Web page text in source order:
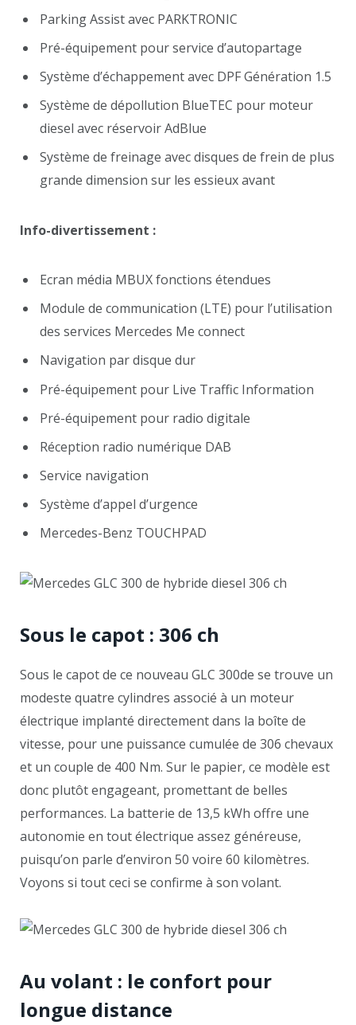
Parking Assist avec PARKTRONIC
Pré-équipement pour service d’autopartage
Système d’échappement avec DPF Génération 1.5
Système de dépollution BlueTEC pour moteur
diesel avec réservoir AdBlue
Système de freinage avec disques de frein de plus
grande dimension sur les essieux avant
Info-divertissement :
Ecran média MBUX fonctions étendues
Module de communication (LTE) pour l’utilisation
des services Mercedes Me connect
Navigation par disque dur
Pré-équipement pour Live Traffic Information
Pré-équipement pour radio digitale
Réception radio numérique DAB
Service navigation
Système d’appel d’urgence
Mercedes-Benz TOUCHPAD
Sous le capot : 306 ch
Sous le capot de ce nouveau GLC 300de se trouve un
modeste quatre cylindres associé à un moteur
électrique implanté directement dans la boîte de
vitesse, pour une puissance cumulée de 306 chevaux
et un couple de 400 Nm. Sur le papier, ce modèle est
donc plutôt engageant, promettant de belles
performances. La batterie de 13,5 kWh offre une
autonomie en tout électrique assez généreuse,
puisqu’on parle d’environ 50 voire 60 kilomètres.
Voyons si tout ceci se confirme à son volant.
Au volant : le confort pour
longue distance